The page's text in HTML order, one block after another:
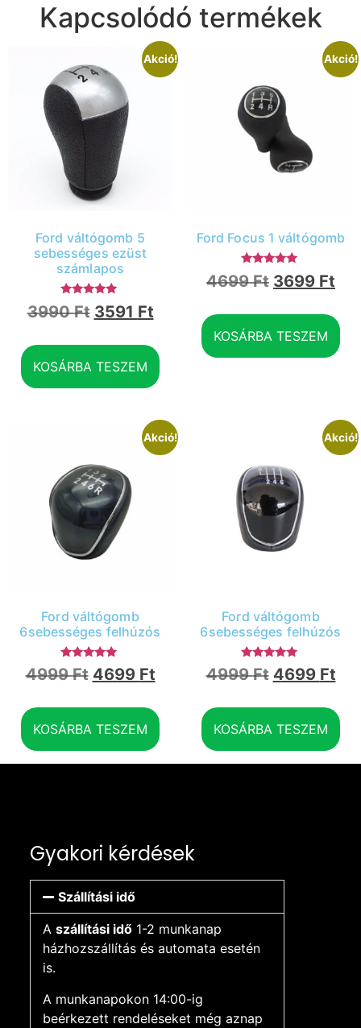
Kapcsolódó termékek
Akció!
Ford váltógomb 5
sebességes ezüst
számlapos
Értékelés:
5.00
3990Ft 3591 Ft
KOSÁRBA TESZEM
Akció!
Ford Focus 1 váltógomb
Értékelés:
5.00
4699Ft 3699 Ft
KOSÁRBA TESZEM
Akció!
Ford váltógomb
6sebességes felhúzós
Értékelés:
5.00
4999Ft 4699 Ft
KOSÁRBA TESZEM
Akció!
Ford váltógomb
6sebességes felhúzós
Értékelés:
4.89
4999Ft 4699 Ft
KOSÁRBA TESZEM
Gyakori kérdések
Szállítási idő
A szállítási idő 1-2 munkanap
házhozszállítás és automata esetén
is.
A munkanapokon 14:00-ig
beérkezett rendeléseket még aznap